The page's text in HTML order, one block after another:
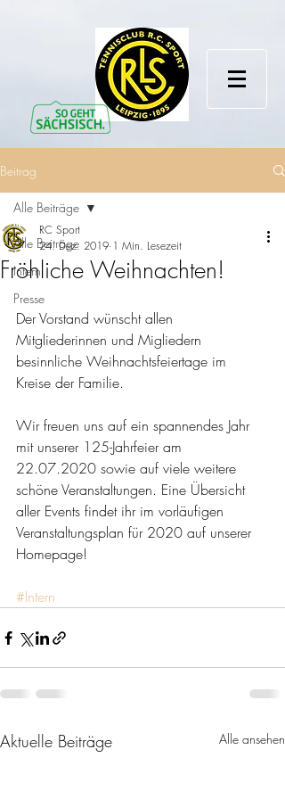
Beitrag
Alle Beiträge
Intern
Presse
Alle Beiträge
Fröhliche Weihnachten!
RC Sport
24. Dez. 2019 1 Min. Lesezeit
Der Vorstand wünscht allen
Mitgliederinnen und Migliedern
besinnliche Weihnachtsfeiertage im
Kreise der Familie.
Wir freuen uns auf ein spannendes Jahr
mit unserer 125-Jahrfeier am
22.07.2020 sowie auf viele weitere
schöne Veranstaltungen. Eine Übersicht
aller Events findet ihr im vorläufigen
Veranstaltungsplan für 2020 auf unserer
Homepage!
#Intern
Aktuelle Beiträge Alle ansehen